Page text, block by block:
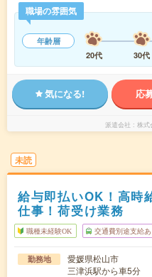
職場の雰囲気
年齢層
20代
30代
気になる! 応
派遣会社 株式
未読
給与即払いOK！高時
仕事！荷受け業務
職種未経験OK 交通費別途支給あ
勤務地
愛媛県松山市
三津浜駅から車5分